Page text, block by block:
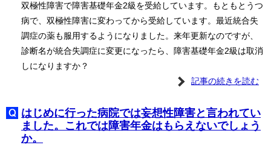
双極性障害で障害基礎年金2級を受給しています。もともとうつ
病で、双極性障害に変わってから受給しています。最近統合失
調症の薬も服用するようになりました。来年更新なのですが、
診断名が統合失調症に変更になったら、障害基礎年金2級は取消
しになりますか？
記事の続きを読む
はじめに行った病院では妄想性障害と言われてい
ました。これでは障害年金はもらえないでしょう
か。